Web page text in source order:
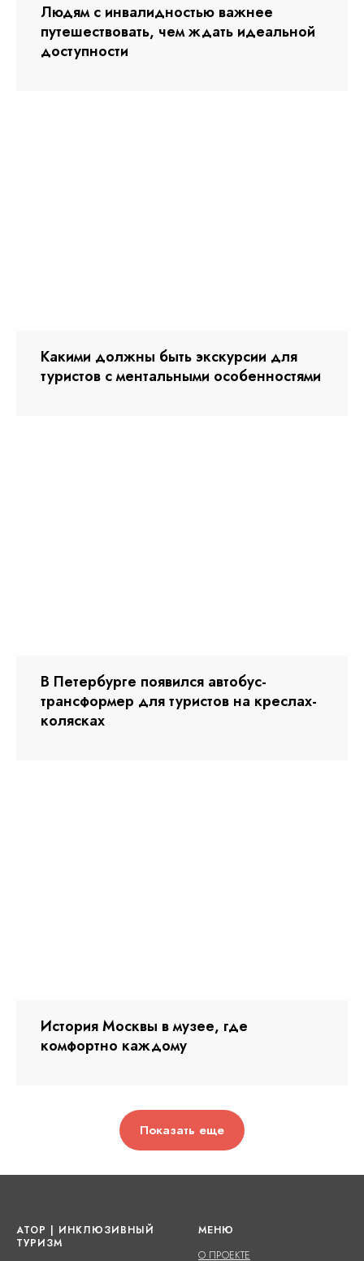
Людям с инвалидностью важнее
путешествовать, чем ждать идеальной
доступности
Какими должны быть экскурсии для
туристов с ментальными особенностями
В Петербурге появился автобус-
трансформер для туристов на креслах-
колясках
История Москвы в музее, где
комфортно каждому
Показать еще
АТОР | ИНКЛЮЗИВНЫЙ
ТУРИЗМ
МЕНЮ
О ПРОЕКТЕ